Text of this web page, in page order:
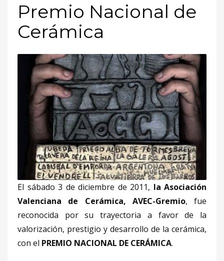
Premio Nacional de
Cerámica
El sábado 3 de diciembre de 2011, la Asociación
Valenciana de Cerámica, AVEC-Gremio, fue
reconocida por su trayectoria a favor de la
valorización, prestigio y desarrollo de la cerámica,
con el PREMIO NACIONAL DE CERÁMICA.